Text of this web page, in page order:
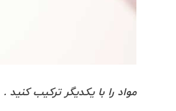
مواد را با یکدیگر ترکیب کنید .